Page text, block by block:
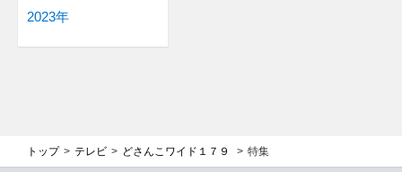
2023年
トップ テレビ どさんこワイド１７９ 特集